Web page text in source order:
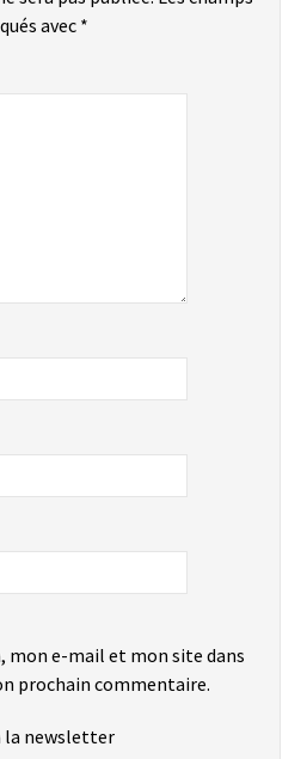
avec *
mon e-mail et mon site dans
prochain commentaire.
la newsletter